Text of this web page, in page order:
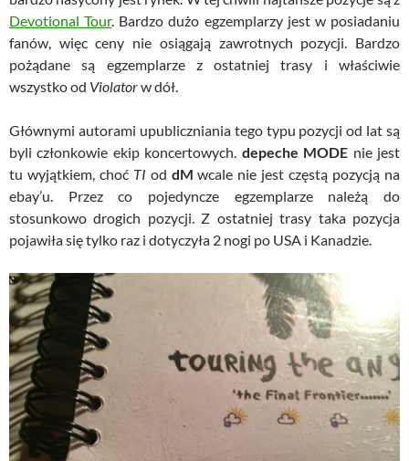
Devotional Tour. Bardzo dużo egzemplarzy jest w posiadaniu
fanów, więc ceny nie osiągają zawrotnych pozycji. Bardzo
pożądane są egzemplarze z ostatniej trasy i właściwie
wszystko od Violatorw dół.
Głównymi autorami upubliczniania tego typu pozycji od lat są
byli członkowie ekip koncertowych. depeche MODE nie jest
tu wyjątkiem, choć TI od dMwcale nie jest częstą pozycją na
ebay’u. Przez co pojedyncze egzemplarze należą do
stosunkowo drogich pozycji. Z ostatniej trasy taka pozycja
pojawiła się tylko raz i dotyczyła 2 nogi po USA i Kanadzie.